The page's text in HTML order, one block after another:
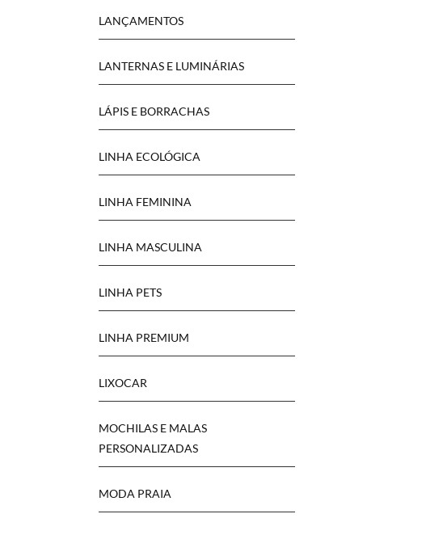
LANÇAMENTOS
LANTERNAS E LUMINÁRIAS
LÁPIS E BORRACHAS
LINHA ECOLÓGICA
LINHA FEMININA
LINHA MASCULINA
LINHA PETS
LINHA PREMIUM
LIXOCAR
MOCHILAS E MALAS
PERSONALIZADAS
MODA PRAIA